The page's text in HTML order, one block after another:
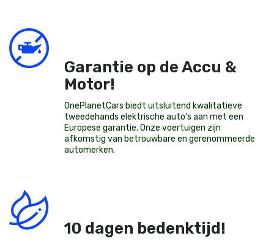
Garantie op de Accu &
Motor!
OnePlanetCars biedt uitsluitend kwalitatieve
tweedehands elektrische auto’s aan met een
Europese garantie. Onze voertuigen zijn
afkomstig van betrouwbare en gerenommeerde
automerken.
10 dagen bedenktijd!